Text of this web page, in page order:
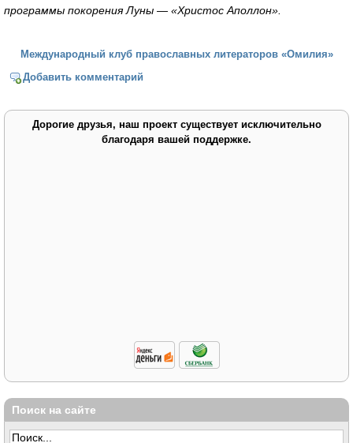
программы покорения Луны — «Христос Аполлон».
Международный клуб православных литераторов «Омилия»
Добавить комментарий
Дорогие друзья, наш проект существует исключительно
благодаря вашей поддержке.
Поиск на сайте